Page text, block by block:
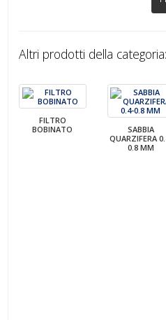
Altri prodotti della categoria:
FILTRO
BOBINATO
SABBIA
QUARZIFERA
0.8 MM